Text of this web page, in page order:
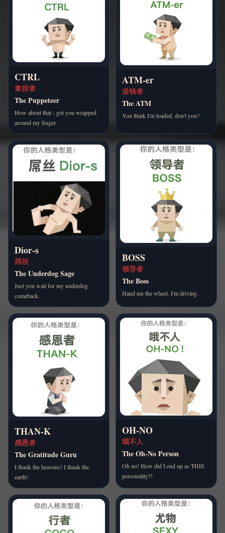
CTRL
拿捏者
The Puppeteer
How about that - got you wrapped
around my finger.
ATM-er
送钱者
The ATM
You think I'm loaded, don't you?
Dior-s
屌丝
The Underdog Sage
Just you wait for my underdog
comeback.
BOSS
领导者
The Boss
Hand me the wheel. I'm driving.
THAN-K
感恩者
The Gratitude Guru
I thank the heavens! I thank the
earth!
OH-NO
哦不人
The Oh-No Person
Oh no! How did I end up as THIS
personality?!